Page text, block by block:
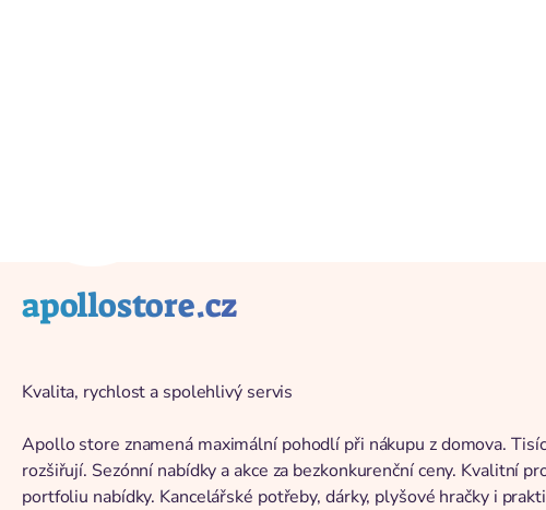
apollostore.cz
Kvalita, rychlost a spolehlivý servis
Apollo store znamená maximální pohodlí při nákupu z domova.
rozšiřují. Sezónní nabídky a akce za bezkonkurenční ceny. Kvalitní
portfoliu nabídky. Kancelářské potřeby, dárky, plyšové hračky i